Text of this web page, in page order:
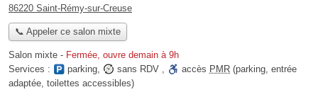
86220 Saint-Rémy-sur-Creuse
📞 Appeler ce salon mixte
Salon mixte - Fermée, ouvre demain à 9h
Services :
parking, sans RDV , accès PMR (parking, entrée
adaptée, toilettes accessibles)